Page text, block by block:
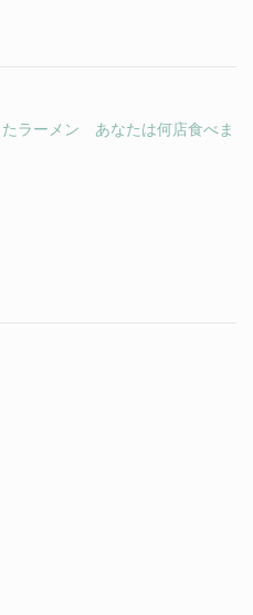
たラーメン あなたは何店食べま